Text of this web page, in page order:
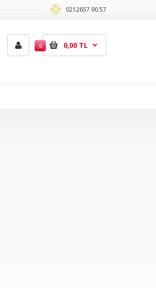
0212657 90 57
0 0,00 TL